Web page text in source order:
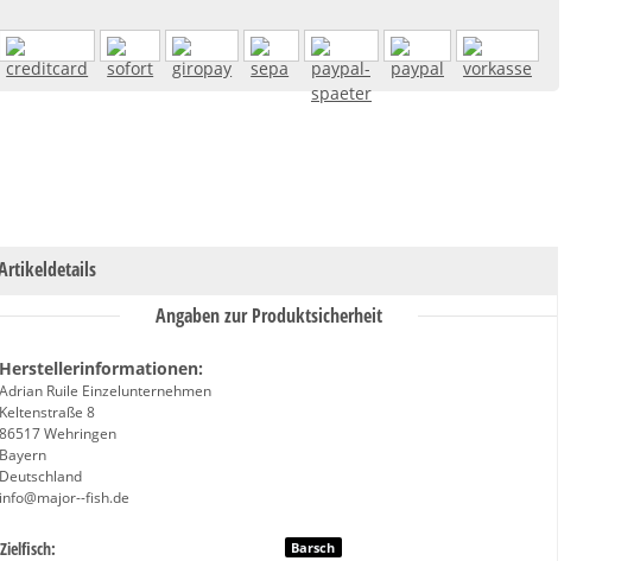
Angaben zur Produktsicherheit
Herstellerinformationen:
Adrian Ruile Einzelunternehmen
Keltenstraße 8
86517 Wehringen
Bayern
Deutschland
info@major--fish.de
Produkteigenschaft
Wert
Zielfisch: Barsch